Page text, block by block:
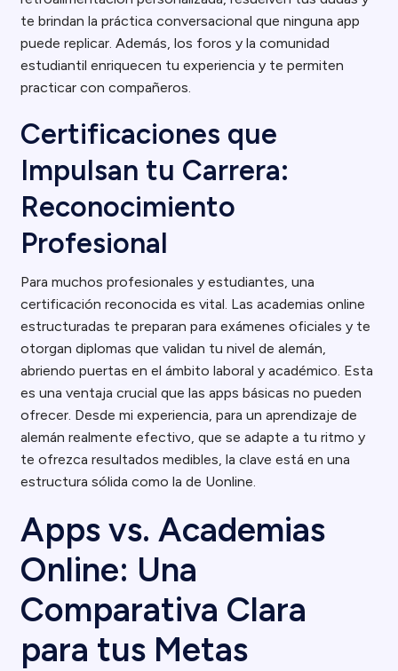
te brindan la práctica conversacional que ninguna app
puede replicar. Además, los foros y la comunidad
estudiantil enriquecen tu experiencia y te permiten
practicar con compañeros.
Certificaciones que
Impulsan tu Carrera:
Reconocimiento
Profesional
Para muchos profesionales y estudiantes, una
certificación reconocida es vital. Las academias online
estructuradas te preparan para exámenes oficiales y te
otorgan diplomas que validan tu nivel de alemán,
abriendo puertas en el ámbito laboral y académico. Esta
es una ventaja crucial que las apps básicas no pueden
ofrecer. Desde mi experiencia, para un aprendizaje de
alemán realmente efectivo, que se adapte a tu ritmo y
te ofrezca resultados medibles, la clave está en una
estructura sólida como la de Uonline.
Apps vs. Academias
Online: Una
Comparativa Clara
para tus Metas